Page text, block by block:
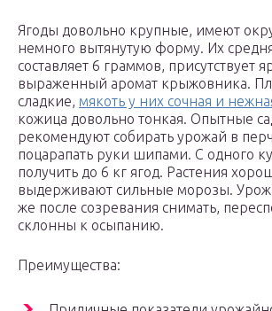
Ягоды довольно крупные, имеют
немного вытянутую форму. Их
составляет 6 граммов, присутствует
выраженный аромат крыжовника.
сладкие, мякоть у них сочная и
кожица довольно тонкая. Опытные
рекомендуют собирать урожай в
поцарапать руки шипами. С одного
получить до 6 кг ягод. Растения
выдерживают сильные морозы.
же после созревания снимать,
склонны к осыпанию.
Преимущества: